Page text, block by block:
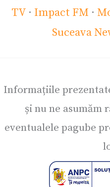
TV · Impact FM ·
Suceava
Informațiile
și nu ne asumăm
eventualele pagube